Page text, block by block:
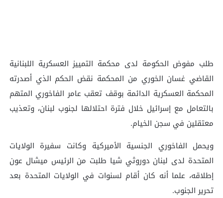
طلب مفوض الحكومة لدى محكمة التمييز العسكرية اللبنانية
القاضي غسان الخوري من المحكمة نقض الحكم الذي أصدرته
المحكمة العسكرية الدائمة بوقف تعقب عامر الفاخوري المتهم
بالتعامل مع إسرائيل خلال فترة احتلالها لجنوب لبنان، وتعذيب
معتقلين في سجن الخيام.
ويحمل الفاخوري الجنسية الأميركية وكانت سفيرة الولايات
المتحدة لدى لبنان دوروثي شيا طلبت من الرئيس ميشال عون
إطلاقه، علما أنه كان أقام لسنوات في الولايات المتحدة بعد
تحرير الجنوب.